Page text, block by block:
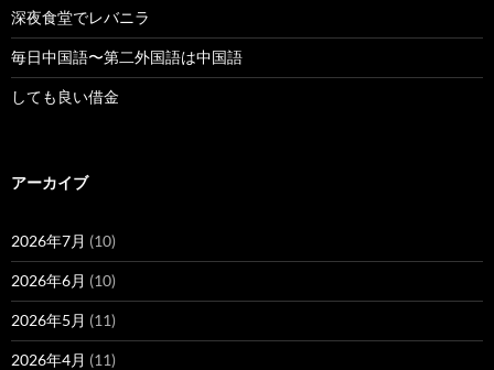
深夜食堂でレバニラ
毎日中国語〜第二外国語は中国語
しても良い借金
アーカイブ
2026年7月 (10)
2026年6月 (10)
2026年5月 (11)
2026年4月 (11)